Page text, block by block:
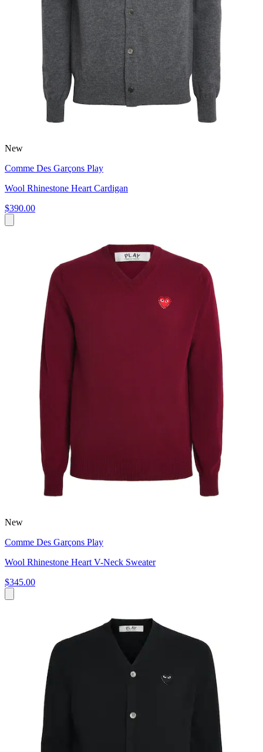
New
Comme Des Garçons Play
Wool Rhinestone Heart Cardigan
$390.00
New
Comme Des Garçons Play
Wool Rhinestone Heart V-Neck Sweater
$345.00